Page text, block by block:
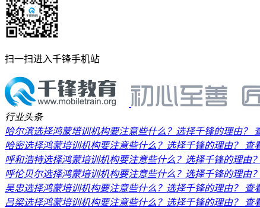
扫一扫进入千锋手机站
行业头条
哈尔滨选择鸿蒙培训机构要注意些什么？选择千锋的理由？
哈密选择鸿蒙培训机构要注意些什么？选择千锋的理由？
查
呼和浩特选择鸿蒙培训机构要注意些什么？选择千锋的理由？
呼伦贝尔选择鸿蒙培训机构要注意些什么？选择千锋的理由？
吴忠选择鸿蒙培训机构要注意些什么？选择千锋的理由？
查
吕梁选择鸿蒙培训机构要注意些什么？选择千锋的理由？
查